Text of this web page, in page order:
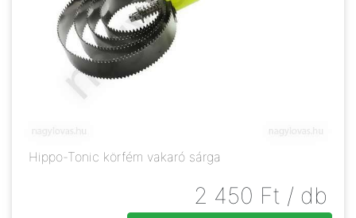
Hippo-Tonic körfém vakaró sárga
2 450 Ft / db